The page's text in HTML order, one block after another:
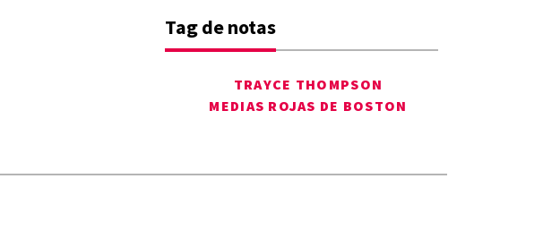
Tag de notas
TRAYCE THOMPSON
MEDIAS ROJAS DE BOSTON